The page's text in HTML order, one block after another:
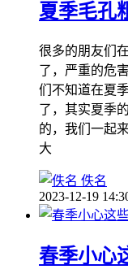
夏季毛孔
很多的朋友们
了，严重的危
们不知道在夏
了，其实夏季
的，我们一起
大
佚名
2023-12-19
春季小心